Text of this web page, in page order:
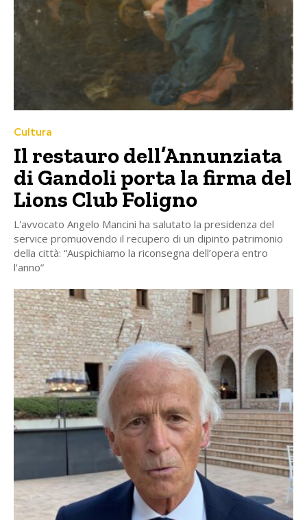
Cultura
Il restauro dell’Annunziata
di Gandoli porta la firma del
Lions Club Foligno
L'avvocato Angelo Mancini ha salutato la presidenza del
service promuovendo il recupero di un dipinto patrimonio
della città: “Auspichiamo la riconsegna dell’opera entro
l’anno”